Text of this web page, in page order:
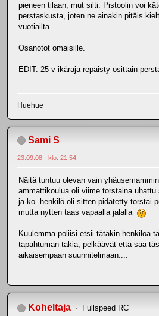
pieneen tilaan, mut silti. Pistoolin voi
perstaskusta, joten ne ainakin pitäis
vuotiailta.
Osanotot omaisille.
EDIT: 25 v ikäraja repäisty osittain
Huehue
Sami S
23.09.08 - klo: 21.54
Näitä tuntuu olevan vain
ammattikoulua oli viime torstaina
ja ko. henkilö oli sitten pidätetty torstai-
mutta nytten taas vapaalla jalalla
Kuulemma poliisi etsii tätäkin henkilöä
tapahtuman takia, pelkäävät että saa
aikaisempaan suunnitelmaan....
Koheltaja Fullspeed RC